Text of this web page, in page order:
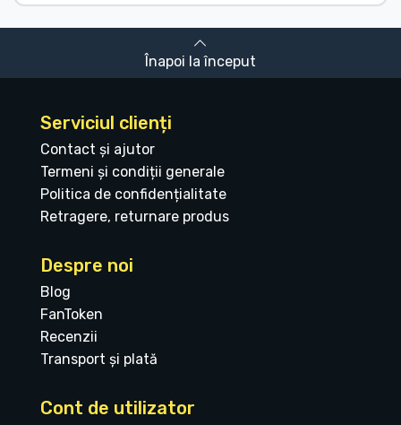
Înapoi la început
Serviciul clienți
Contact și ajutor
Termeni și condiții generale
Politica de confidențialitate
Retragere, returnare produs
Despre noi
Blog
FanToken
Recenzii
Transport și plată
Cont de utilizator